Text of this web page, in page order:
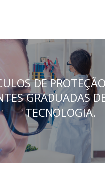
DE
GRADUADAS
TECNOLOGIA.